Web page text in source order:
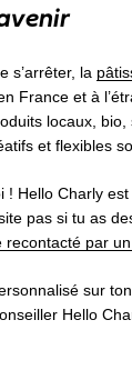
s’arrêter, la
France et à
locaux,
et flexibles
! Hello Charly
pas si tu as
recontacté par
sur
Hello